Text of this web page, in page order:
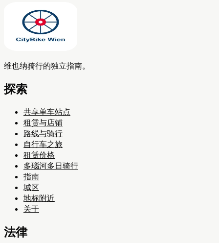
维也纳骑行的独立指南。
探索
共享单车站点
租赁与店铺
路线与骑行
自行车之旅
租赁价格
多瑙河多日骑行
指南
城区
地标附近
关于
法律